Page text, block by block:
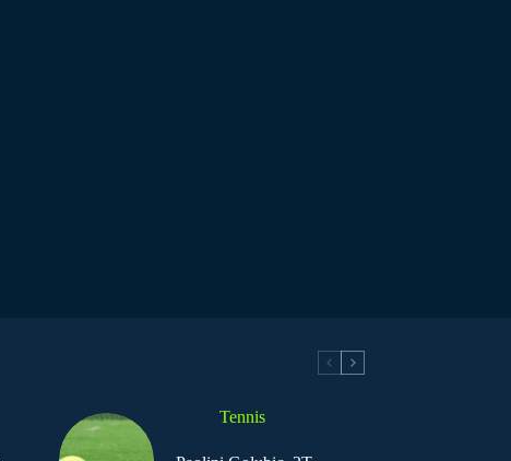
Tennis